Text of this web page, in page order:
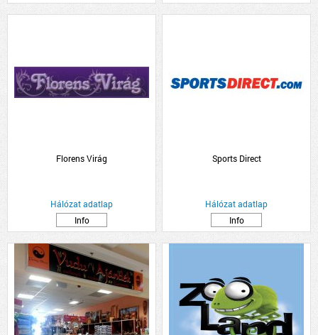
Florens Virág
Hálózat adatlap
Info
Sports Direct
Hálózat adatlap
Info